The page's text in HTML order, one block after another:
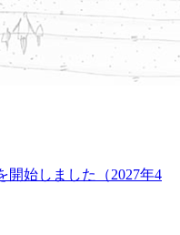
開始しました（2027年4